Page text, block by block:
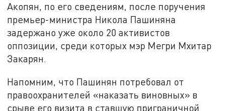
Акопян, по его сведениям, после поручения
премьер-министра Никола Пашиняна
задержано уже около 20 активистов
оппозиции, среди которых мэр Мегри Мхитар
Закарян.
Напомним, что Пашинян потребовал от
правоохранителей «наказать виновных» в
срыве его визита в ставшую приграничной